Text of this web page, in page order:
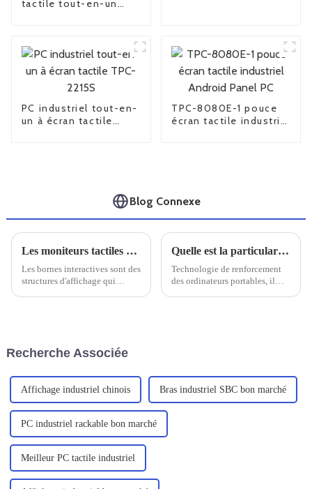
tactile tout-en-un
PC industriel tout-en-
un à écran tactile
TPC-8080E-1 pouce
écran tactile industriel
Blog Connexe
Les moniteurs tactiles classés IP67 relèvent le défi des bornes automatiques
Les bornes interactives sont des
structures d'affichage qui
Quelle est la particularité d'un ordinateur portable doté de trois renforts de défense
Technologie de renforcement
des ordinateurs portables, il
site, un...
Recherche Associée
Affichage industriel chinois Bras industriel SBC bon marché
PC industriel rackable bon marché
Meilleur PC tactile industriel